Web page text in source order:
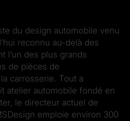
du design automobile venu
reconnu au-delà des
l’un des plus grands
de pièces de
carrosserie. Tout a
atelier automobile fondé en
le directeur actuel de
emploie environ 300